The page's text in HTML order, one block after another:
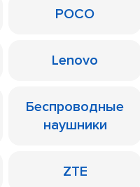
POCO
Lenovo
Беспроводные
наушники
ZTE